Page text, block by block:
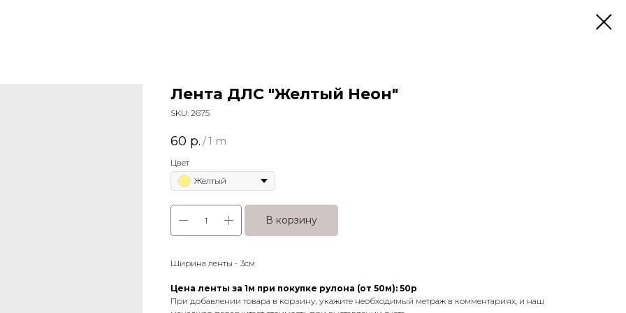
Лента ДЛС "Желтый Неон"
SKU: 2675
60 р. /1 m
Цвет
Желтый
В корзину
Ширина ленты - 3см
Цена ленты за 1м при покупке рулона (от 50м): 50р
При добавлении товара в корзину, укажите необходимый метраж в комментариях, и наш